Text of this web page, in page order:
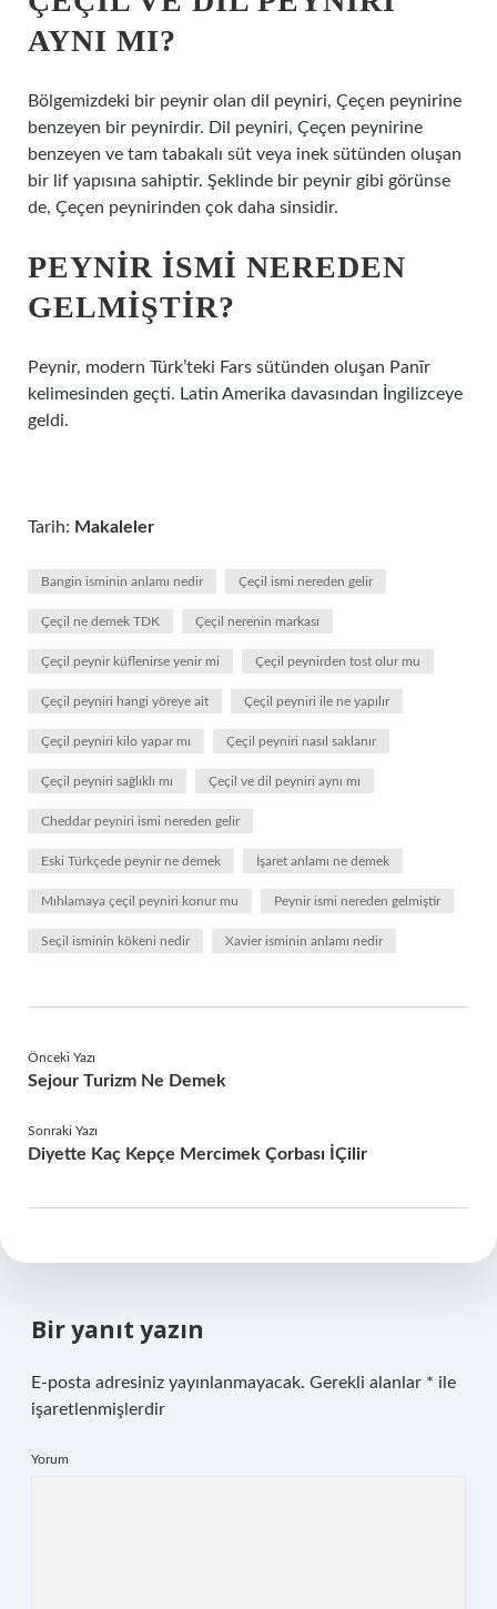
AYNI MI?
Bölgemizdeki bir peynir olan dil peyniri, Çeçen peynirine
benzeyen bir peynirdir. Dil peyniri, Çeçen peynirine
benzeyen ve tam tabakalı süt veya inek sütünden oluşan
bir lif yapısına sahiptir. Şeklinde bir peynir gibi görünse
de, Çeçen peynirinden çok daha sinsidir.
PEYNIR ISMI NEREDEN
GELMIŞTIR?
Peynir, modern Türk’teki Fars sütünden oluşan Panīr
kelimesinden geçti. Latin Amerika davasından İngilizceye
geldi.
Tarih: Makaleler
Bangin isminin anlamı nedir Çeçil ismi nereden gelir
Çeçil ne demek TDK Çeçil nerenin markası
Çeçil peynir küflenirse yenir mi Çeçil peynirden tost olur mu
Çeçil peyniri hangi yöreye ait Çeçil peyniri ile ne yapılır
Çeçil peyniri kilo yapar mı Çeçil peyniri nasıl saklanır
Çeçil peyniri sağlıklı mı Çeçil ve dil peyniri aynı mı
Cheddar peyniri ismi nereden gelir
Eski Türkçede peynir ne demek İşaret anlamı ne demek
Mıhlamaya çeçil peyniri konur mu Peynir ismi nereden gelmiştir
Seçil isminin kökeni nedir Xavier isminin anlamı nedir
Önceki Yazı
Sejour Turizm Ne Demek
Sonraki Yazı
Diyette Kaç Kepçe Mercimek Çorbası İÇilir
Bir yanıt yazın
E-posta adresiniz yayınlanmayacak. Gerekli alanlar * ile
işaretlenmişlerdir
Yorum